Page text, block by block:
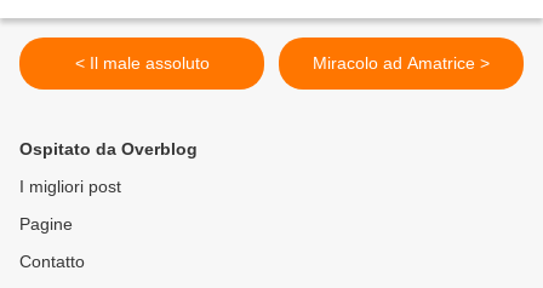
< Il male assoluto Miracolo ad Amatrice >
Ospitato da Overblog
I migliori post
Pagine
Contatto